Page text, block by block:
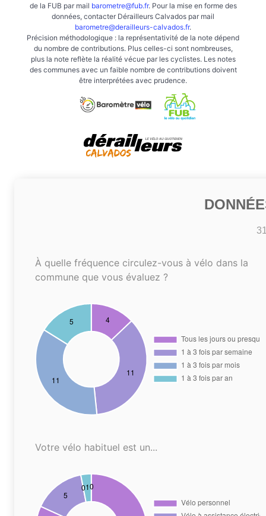
de la FUB par mail barometre@fub.fr. Pour la mise en forme des
données, contacter Dérailleurs Calvados par mail
barometre@derailleurs-calvados.fr.
Précision méthodologique : la représentativité de la note dépend
du nombre de contributions. Plus celles-ci sont nombreuses,
plus la note reflète la réalité vécue par les cyclistes. Les notes
des communes avec un faible nombre de contributions doivent
être interprétées avec prudence.
À quelle fréquence circulez-vous à vélo dans la
commune que vous évaluez ?
Votre vélo habituel est un...